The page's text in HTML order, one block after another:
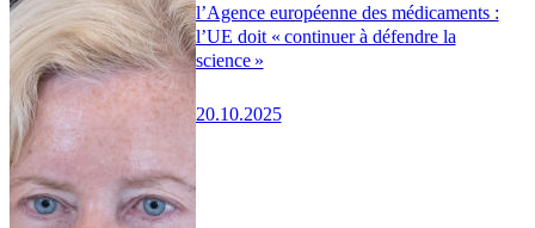
l’Agence européenne des médicaments :
l’UE doit « continuer à défendre la
science »
20.10.2025